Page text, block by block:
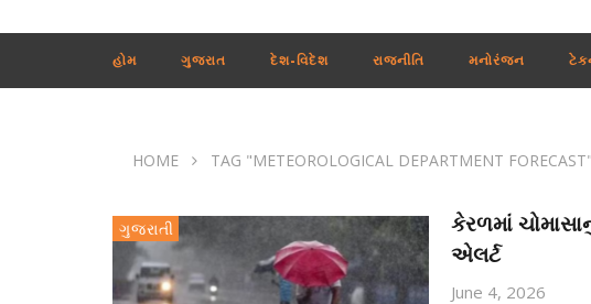
હોમ ગુજરાત દેશ-વિદેશ રાજનીતિ મનોરંજન
HOME TAG "METEOROLOGICAL DEPARTMENT FORECAST"
ગુજરાતી
કેરળમાં
એલર્ટ
June 4, 2026